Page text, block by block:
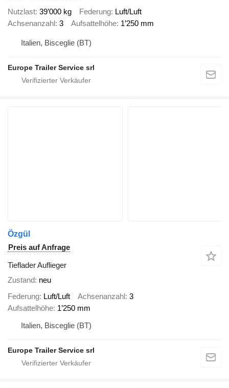
Nutzlast 39’000 kg Federung Luft/Luft
Achsenanzahl 3 Aufsattelhöhe 1’250 mm
Italien, Bisceglie (BT)
Europe Trailer Service srl
Özgül
Preis auf Anfrage
Tieflader Auflieger
Zustand neu
Federung Luft/Luft Achsenanzahl 3
Aufsattelhöhe 1’250 mm
Italien, Bisceglie (BT)
Europe Trailer Service srl